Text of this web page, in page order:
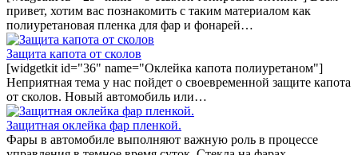
привет, хотим вас познакомить с таким материалом как
полиуретановая пленка для фар и фонарей…
Защита капота от сколов
[widgetkit id="36" name="Оклейка капота полиуретаном"]
Неприятная тема у нас пойдет о своевременной защите капота
от сколов. Новый автомобиль или…
Защитная оклейка фар пленкой.
Фары в автомобиле выполняют важную роль в процессе